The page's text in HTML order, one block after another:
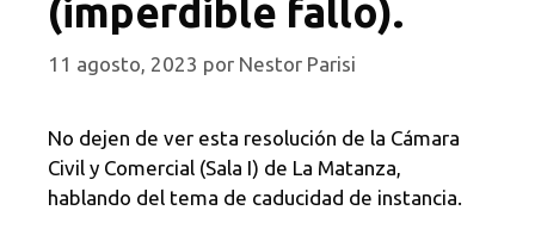
(imperdible fallo).
11 agosto, 2023 por Nestor Parisi
No dejen de ver esta resolución de la Cámara
Civil y Comercial (Sala I) de La Matanza,
hablando del tema de caducidad de instancia.